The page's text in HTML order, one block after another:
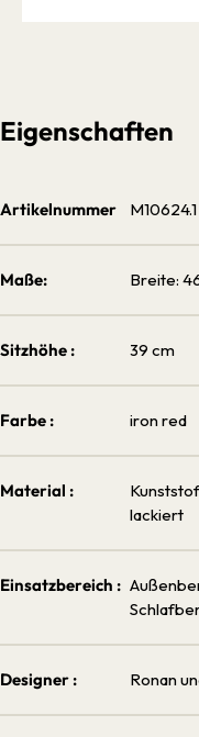
Eigenschaften
Artikelnummer M10624.1
Maße: Breite:
Sitzhöhe : 39 cm
Farbe : iron red
Material :
lackiert
Einsatzbereich :
Designer : Ronan